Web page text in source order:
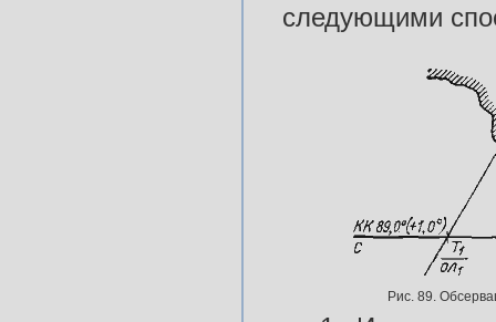
следующими
Рис. 89.